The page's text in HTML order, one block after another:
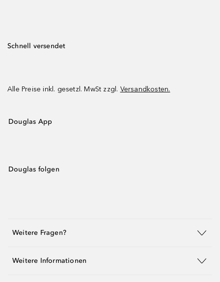
Schnell versendet
Alle Preise inkl. gesetzl. MwSt zzgl. Versandkosten.
Douglas App
Douglas folgen
Weitere Fragen?
Weitere Informationen